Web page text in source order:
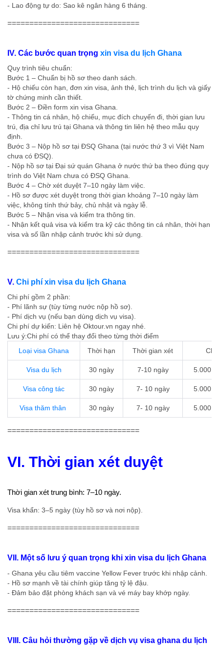
- Lao động tự do: Sao kê ngân hàng 6 tháng.
==============================
IV. Các bước quan trọng xin visa du lịch Ghana
Quy trình tiêu chuẩn:
Bước 1 – Chuẩn bị hồ sơ theo danh sách.
- Hộ chiếu còn hạn, đơn xin visa, ảnh thẻ, lịch trình du lịch và giấy
tờ chứng minh cần thiết.
Bước 2 – Điền form xin visa Ghana.
- Thông tin cá nhân, hộ chiếu, mục đích chuyến đi, thời gian lưu
trú, địa chỉ lưu trú tại Ghana và thông tin liên hệ theo mẫu quy
định.
Bước 3 – Nộp hồ sơ tại ĐSQ Ghana (tại nước thứ 3 vì Việt Nam
chưa có ĐSQ).
- Nộp hồ sơ tại Đại sứ quán Ghana ở nước thứ ba theo đúng quy
trình do Việt Nam chưa có ĐSQ Ghana.
Bước 4 – Chờ xét duyệt 7–10 ngày làm việc.
- Hồ sơ được xét duyệt trong thời gian khoảng 7–10 ngày làm
việc, không tính thứ bảy, chủ nhật và ngày lễ.
Bước 5 – Nhận visa và kiểm tra thông tin.
- Nhận kết quả visa và kiểm tra kỹ các thông tin cá nhân, thời hạn
visa và số lần nhập cảnh trước khi sử dụng.
==============================
V. Chi phí xin visa du lịch Ghana
Chi phí gồm 2 phần:
- Phí lãnh sự (tùy từng nước nộp hồ sơ).
- Phí dịch vụ (nếu bạn dùng dịch vụ visa).
Chi phí dự kiến: Liên hệ Oktour.vn ngay nhé.
Lưu ý:Chi phí có thể thay đổi theo từng thời điểm
Loại visa Ghana
Thời hạn Thời gian xét Chi
Visa du lịch 30 ngày 7-10 ngày
Visa công tác 30 ngày 7- 10 ngày
Visa thăm thân 30 ngày 7- 10 ngày
==============================
VI. Thời gian xét duyệt
Thời gian xét trung bình: 7–10 ngày.
Visa khẩn: 3–5 ngày (tùy hồ sơ và nơi nộp).
==============================
VII. Một số lưu ý quan trọng khi xin visa du lịch Ghana
- Ghana yêu cầu tiêm vaccine Yellow Fever trước khi nhập cảnh.
- Hồ sơ mạnh về tài chính giúp tăng tỷ lệ đậu.
- Đảm bảo đặt phòng khách sạn và vé máy bay khớp ngày.
==============================
VIII. Câu hỏi thường gặp về dịch vụ visa ghana du lịch